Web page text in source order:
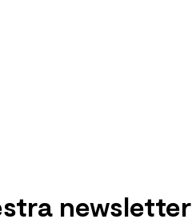
newsletter